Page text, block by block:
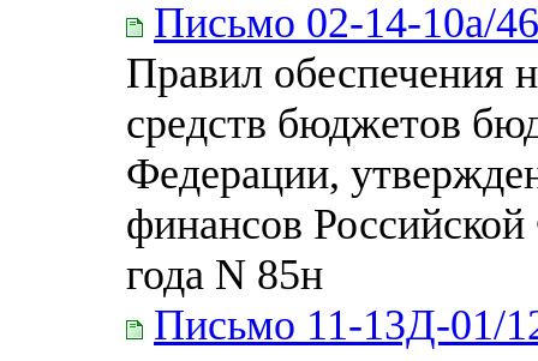
Письмо 02-14-10а/
Правил обеспечения
средств бюджетов
Федерации,
финансов
года N 85н
Письмо 11-13Д-01/